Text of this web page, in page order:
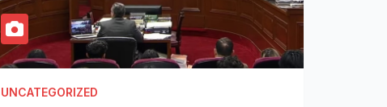
UNCATEGORIZED